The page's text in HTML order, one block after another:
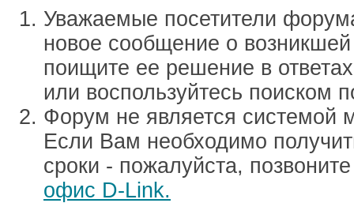
Уважаемые посетители
новое сообщение о
поищите ее решение в
или воспользуйтесь поиском
Форум не является системой
Если Вам необходимо
сроки - пожалуйста,
офис D-Link.